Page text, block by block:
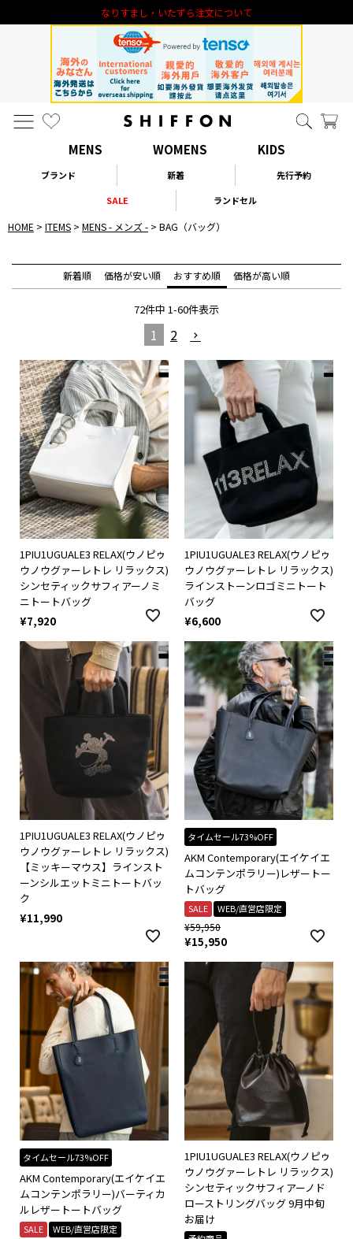
新規会員登録 1000円オフクーポン進呈
MENS WOMENS KIDS
ブランド 新着
先行予約
SALE
ランドセル
HOME ITEMS MENS - メンズ - BAG（バッグ）
新着順 価格が安い順 おすすめ順 価格が高い順
72件中 1-60件表示
1 2
1PIU1UGUALE3 RELAX(ウノピゥ
ウノウグァーレトレ リラックス)
シンセティックサフィアーノミ
ニトートバッグ
¥7,920
1PIU1UGUALE3 RELAX(ウノピゥ
ウノウグァーレトレ リラックス)
ラインストーンロゴミニトート
バッグ
¥6,600
1PIU1UGUALE3 RELAX(ウノピゥ
ウノウグァーレトレ リラックス)
【ミッキーマウス】ラインスト
ーンシルエットミニトートバッ
ク
¥11,990
タイムセール73%OFF
AKM Contemporary(エイケイエ
ムコンテンポラリー)レザートー
トバッグ
SALE WEB/直営店限定
¥59,950
¥15,950
タイムセール73%OFF
AKM Contemporary(エイケイエ
ムコンテンポラリー)バーティカ
ルレザートートバッグ
SALE WEB/直営店限定
1PIU1UGUALE3 RELAX(ウノピゥ
ウノウグァーレトレ リラックス)
シンセティックサフィアーノド
ローストリングバッグ 9月中旬
お届け